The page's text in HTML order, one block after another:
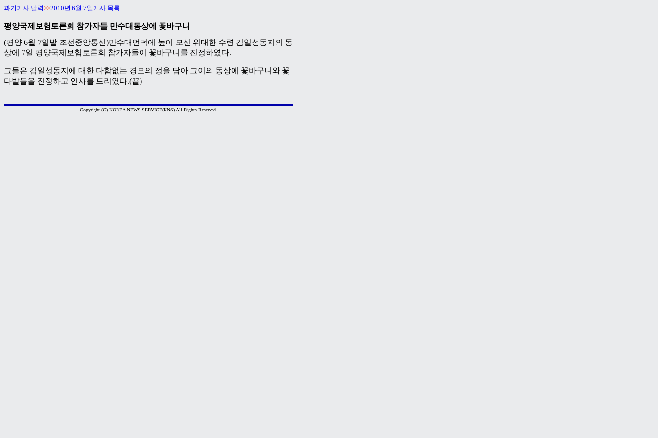
과거기사 달력>>2010년 6월 7일기사 목록
평양국제보험토론회 참가자들 만수대동상에 꽃바구니
(평양 6월 7일발 조선중앙통신)만수대언덕에 높이 모신 위대한 수령 김일성동지의 동
상에 7일 평양국제보험토론회 참가자들이 꽃바구니를 진정하였다.
그들은 김일성동지에 대한 다함없는 경모의 정을 담아 그이의 동상에 꽃바구니와 꽃
다발들을 진정하고 인사를 드리였다.(끝)
Copyright (C) KOREA NEWS SERVICE(KNS) All Rights Reserved.